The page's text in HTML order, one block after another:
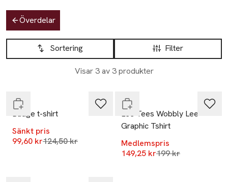
Hoppa till produktsidan
Överdelar
Hoppa till produktsidan
Filter
Sortering
Visar 3 av 3 produkter
Lista över produkter
Lee
Badge t-shirt
Sänkt pris
99,60 krLägsta pris 30 dagar
124,50 kr
-25%
Lee
Lee Tees Wobbly Lee
Graphic Tshirt
Medlemspris
149,25 krLägsta pris 30
199 kr